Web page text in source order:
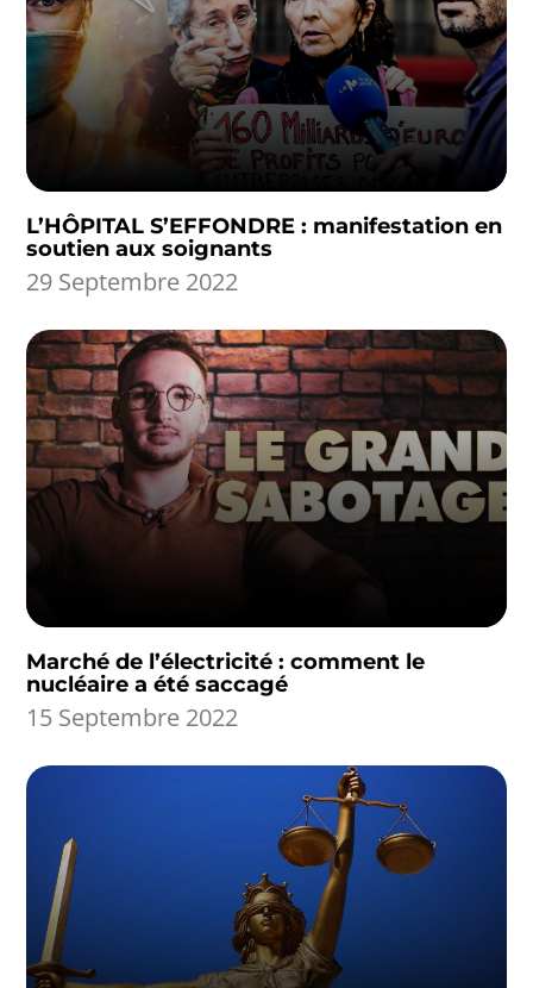
L’HÔPITAL S’EFFONDRE : manifestation en
soutien aux soignants
29 Septembre 2022
Marché de l’électricité : comment le
nucléaire a été saccagé
15 Septembre 2022